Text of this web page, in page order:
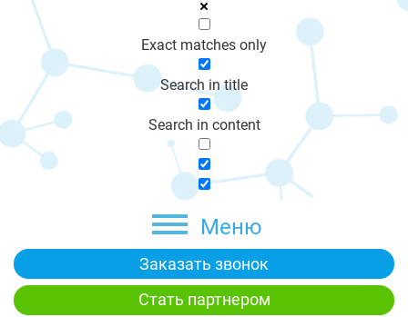
Exact matches only
Search in title
Search in content
Меню
Заказать звонок
Стать партнером